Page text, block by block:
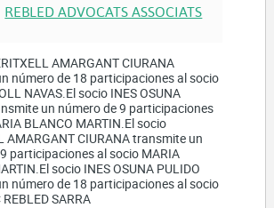
REBLED ADVOCATS ASSOCIATS
AMARGANT CIURANA
número de 18 participaciones al socio
NAVAS.El socio INES OSUNA
un número de 9 participaciones
BLANCO MARTIN.El socio
AMARGANT CIURANA transmite un
participaciones al socio MARIA
socio INES OSUNA PULIDO
número de 18 participaciones al socio
REBLED SARRA